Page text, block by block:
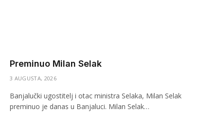
Preminuo Milan Selak
3 AUGUSTA, 2026
Banjalučki ugostitelj i otac ministra Selaka, Milan Selak
preminuo je danas u Banjaluci. Milan Selak…